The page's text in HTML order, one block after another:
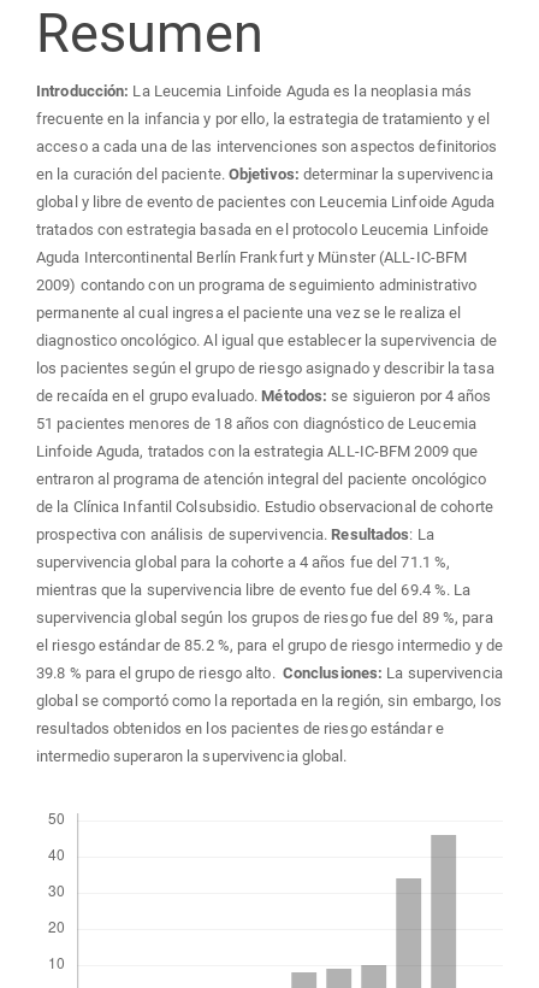
Resumen
Introducción: La Leucemia Linfoide Aguda es la neoplasia más
frecuente en la infancia y por ello, la estrategia de tratamiento y el
acceso a cada una de las intervenciones son aspectos definitorios
en la curación del paciente. Objetivos: determinar la supervivencia
global y libre de evento de pacientes con Leucemia Linfoide Aguda
tratados con estrategia basada en el protocolo Leucemia Linfoide
Aguda Intercontinental Berlín Frankfurt y Münster (ALL-IC-BFM
2009) contando con un programa de seguimiento administrativo
permanente al cual ingresa el paciente una vez se le realiza el
diagnostico oncológico. Al igual que establecer la supervivencia de
los pacientes según el grupo de riesgo asignado y describir la tasa
de recaída en el grupo evaluado.Métodos: se siguieron por 4 años
51 pacientes menores de 18 años con diagnóstico de Leucemia
Linfoide Aguda, tratados con la estrategia ALL-IC-BFM 2009 que
entraron al programa de atención integral del paciente oncológico
de la Clínica Infantil Colsubsidio. Estudio observacional de cohorte
prospectiva con análisis de supervivencia.Resultados: La
supervivencia global para la cohorte a 4 años fue del 71.1 %,
mientras que la supervivencia libre de evento fue del 69.4 %. La
supervivencia global según los grupos de riesgo fue del 89 %, para
el riesgo estándar de 85.2 %, para el grupo de riesgo intermedio y de
39.8 % para el grupo de riesgo alto. Conclusiones: La supervivencia
global se comportó como la reportada en la región, sin embargo, los
resultados obtenidos en los pacientes de riesgo estándar e
intermedio superaron la supervivencia global.